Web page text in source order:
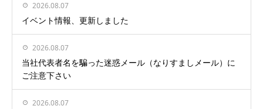
2026.08.07
イベント情報、更新しました
2026.08.07
当社代表者名を騙った迷惑メール（なりすましメール）に
ご注意下さい
2026.08.07